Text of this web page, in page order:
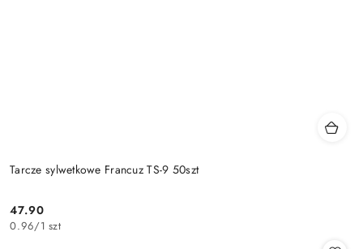
Tarcze sylwetkowe Francuz TS-9 50szt
Cena:
47.90
0.96/1 szt